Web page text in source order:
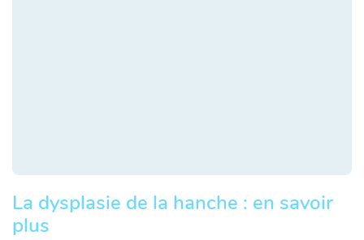
La dysplasie de la hanche : en savoir
plus